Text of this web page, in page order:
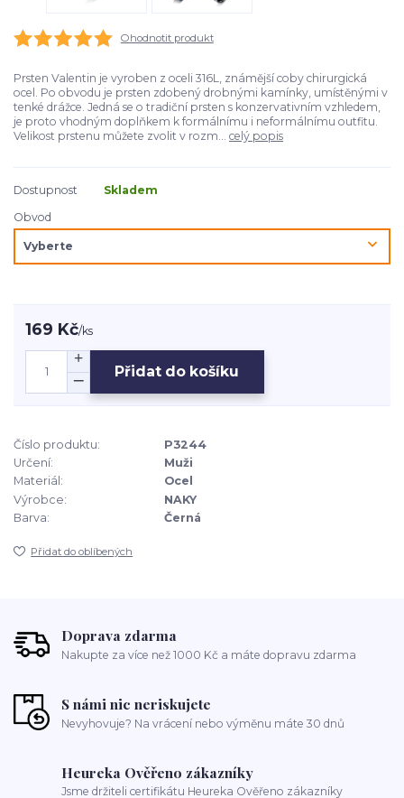
Ohodnotit produkt
Prsten Valentin je vyroben z oceli 316L, známější coby chirurgická
ocel. Po obvodu je prsten zdobený drobnými kamínky, umístěnými v
tenké drážce. Jedná se o tradiční prsten s konzervativním vzhledem,
je proto vhodným doplňkem k formálnímu i neformálnímu outfitu.
Velikost prstenu můžete zvolit v rozm... celý popis
Dostupnost
Skladem
Obvod
169 Kč/ks
Přidat do košíku
Číslo produktu:
P3244
Určení:
Muži
Materiál:
Ocel
Výrobce:
NAKY
Barva:
Černá
Přidat do oblíbených
Doprava zdarma
Nakupte za více než 1000 Kč a máte dopravu zdarma
S námi nic neriskujete
Nevyhovuje? Na vrácení nebo výměnu máte 30 dnů
Heureka Ověřeno zákazníky
Jsme držiteli certifikátu Heureka Ověřeno zákazníky